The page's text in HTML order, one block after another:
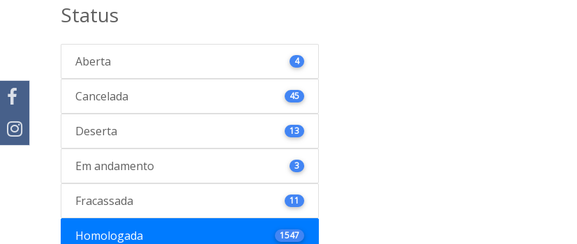
Status
Aberta 4
Cancelada 45
Deserta 13
Em andamento 3
Fracassada 11
Homologada 1547